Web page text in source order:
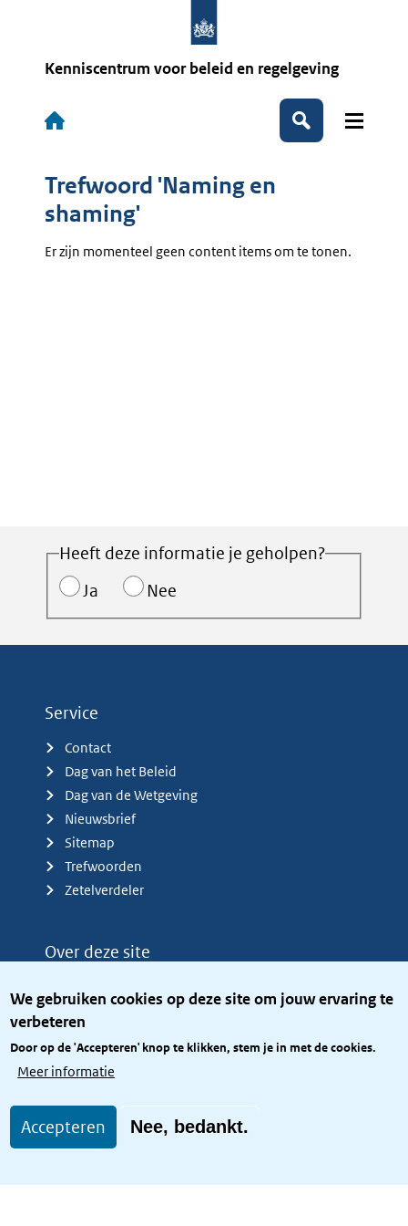
We gebruiken cookies op deze site om jouw ervaring te
verbeteren
Door op de 'Accepteren' knop te klikken, stem je in met de cookies.
Meer informatie
Accepteren Nee, bedankt.
Kenniscentrum voor beleid en regelgeving
Hoofdnavigatie
Zoeken
Trefwoord 'Naming en
shaming'
Er zijn momenteel geen content items om te tonen.
Heeft deze informatie je geholpen?
Ja
Nee
Service
Contact
Dag van het Beleid
Dag van de Wetgeving
Nieuwsbrief
Sitemap
Trefwoorden
Zetelverdeler
Over deze site
Privacy
Toegang site openbaar
Toegankelijkheid